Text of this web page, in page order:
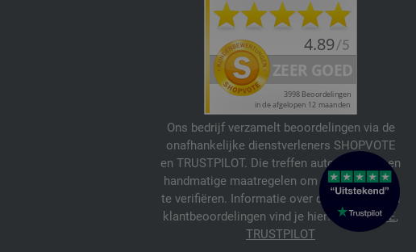
Ons bedrijf verzamelt beoordelingen via de
onafhankelijke dienstverleners SHOPVOTE
en TRUSTPILOT. Die treffen automatische en
handmatige maatregelen om beoordelingen
te verifiëren. Informatie over de echtheid van
klantbeoordelingen vind je hier: SHOPVOTE,
TRUSTPILOT